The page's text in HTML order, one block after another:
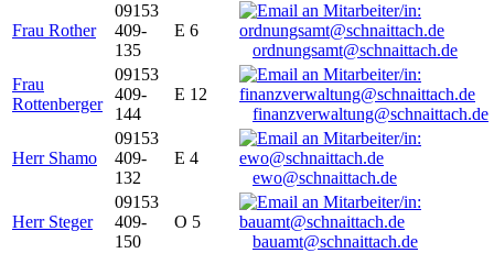
Frau Rother
09153
409-
135
E 6
ordnungsamt@schnaittach.de
Frau
Rottenberger
09153
409-
144
E 12
finanzverwaltung@schnaittach.de
Herr Shamo
09153
409-
132
E 4
ewo@schnaittach.de
Herr Steger
09153
409-
150
O 5
bauamt@schnaittach.de